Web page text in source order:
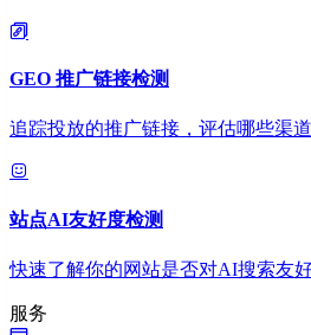
GEO 推广链接检测
追踪投放的推广链接，评估哪些渠
站点AI友好度检测
快速了解你的网站是否对AI搜索友
服务